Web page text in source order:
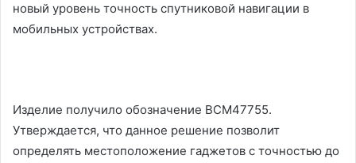
новый уровень точность спутниковой навигации в
мобильных устройствах.
Изделие получило обозначение BCM47755.
Утверждается, что данное решение позволит
определять местоположение гаджетов с точностью до